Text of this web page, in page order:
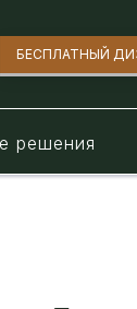
БЕСПЛАТНЫЙ
решения